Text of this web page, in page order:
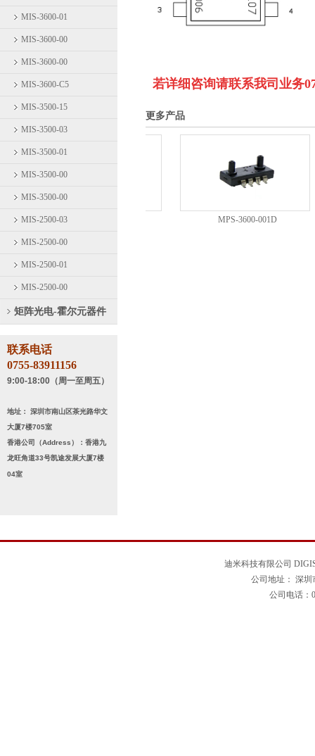
MIS-3600-01
MIS-3600-00
MIS-3600-00
MIS-3600-C5
MIS-3500-15
MIS-3500-03
MIS-3500-01
MIS-3500-00
MIS-3500-00
MIS-2500-03
MIS-2500-00
MIS-2500-01
MIS-2500-00
矩阵光电-霍尔元器件
联系电话
0755-83911156
9:00-18:00（周一至周五）
地址： 深圳市南山区茶光路华文
大厦7楼705室
香港公司（Address）：香港九
龙旺角道33号凯途发展大厦7楼
04室
若详细咨询请联系我司业务
更多产品
MPS-3600-015D MPS-3600-001D
迪米科技有限公司
公司地址： 深圳
公司电话：